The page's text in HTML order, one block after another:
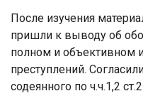
После изучения
пришли к выводу об
полном и объективном
преступлений.
содеянного по ч.ч.1,2